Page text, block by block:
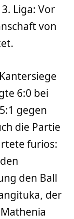
Liga: Vor
von
6:0 bei
gegen
die Partie
furios:
den Ball
der